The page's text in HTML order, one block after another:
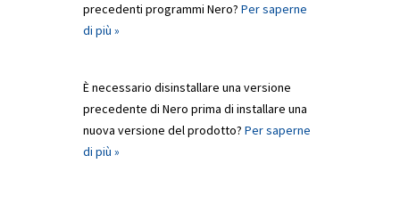
precedenti programmi Nero? Per saperne
di più »
È necessario disinstallare una versione
precedente di Nero prima di installare una
nuova versione del prodotto? Per saperne
di più »